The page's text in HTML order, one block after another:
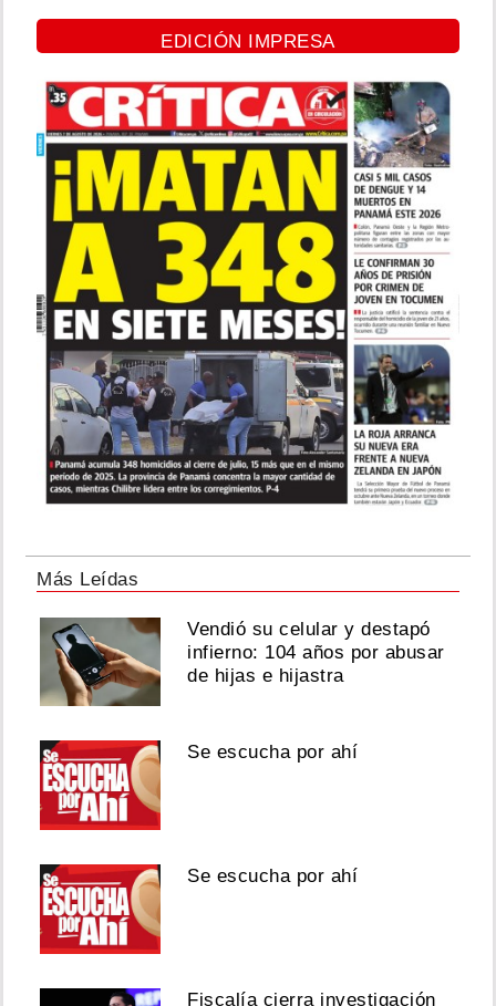
EDICIÓN IMPRESA
Más Leídas
Vendió su celular y destapó
infierno: 104 años por abusar
de hijas e hijastra
Se escucha por ahí
Se escucha por ahí
Fiscalía cierra investigación